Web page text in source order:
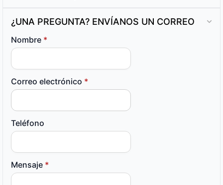
¿UNA PREGUNTA? ENVÍANOS UN CORREO
Nombre *
Correo electrónico *
Teléfono
Mensaje *